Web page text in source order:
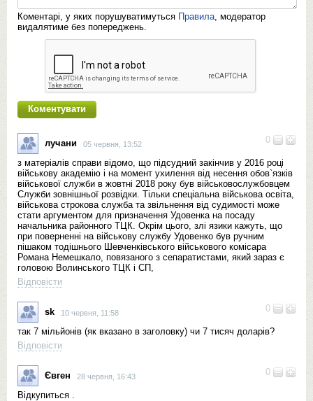
Коментарі, у яких порушуватимуться Правила , модератор
видалятиме без попереджень.
0
лучани 05 червня, 13:52
з матеріалів справи відомо, що підсудний закінчив у 2016 році
військову академію і на момент ухилення від несення обов`язків
військової служби в жовтні 2018 року був військовослужбовцем
Служби зовнішньої розвідки. Тільки спеціальна військова освіта,
військова строкова служба та звільнення від судимості може
стати аргументом для призначення Удовенка на посаду
начальника районного ТЦК. Окрім цього, злі язики кажуть, що
при поверненні на військову службу Удовенко був ручним
пішаком тодішнього Шевченківського військового комісара
Романа Немешкало, повязаного з сепаратистами, який зараз є
головою Волинського ТЦК і СП,
Відповісти
0
sk 10 червня, 11:58
так 7 мільйонів (як вказано в заголовку) чи 7 тисяч доларів?
Відповісти
0
Євген 28 червня, 16:43
Відкупиться .